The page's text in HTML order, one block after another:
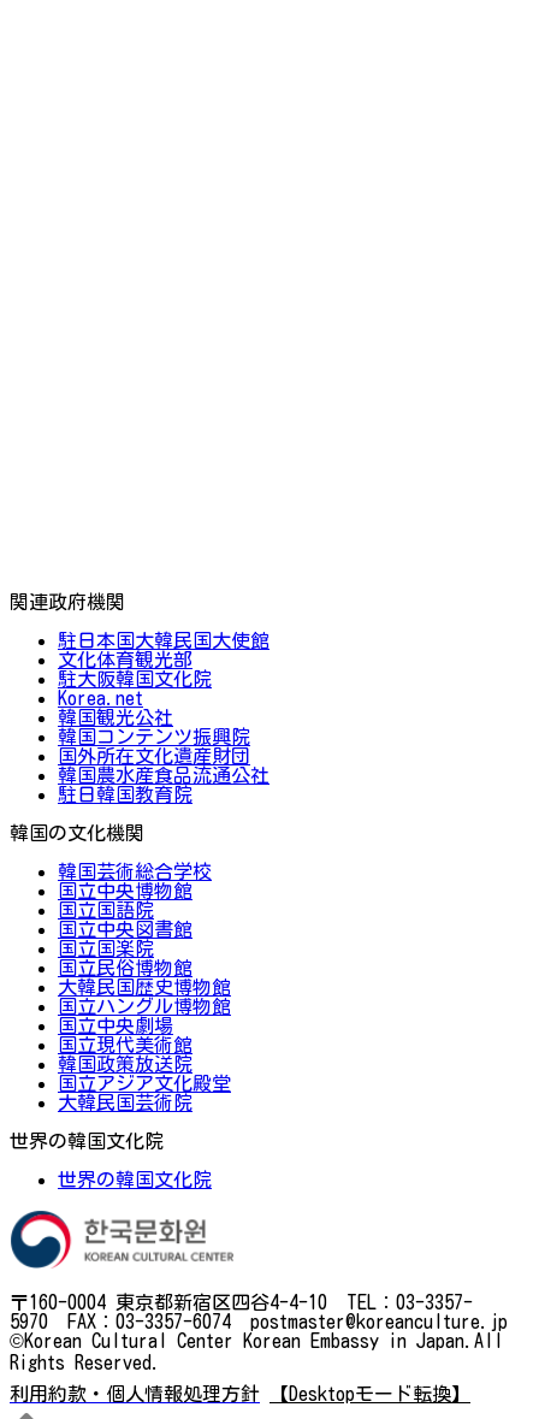
関連政府機関
駐日本国大韓民国大使館
文化体育観光部
駐大阪韓国文化院
Korea.net
韓国観光公社
韓国コンテンツ振興院
国外所在文化遺産財団
韓国農水産食品流通公社
駐日韓国教育院
韓国の文化機関
韓国芸術総合学校
国立中央博物館
国立国語院
国立中央図書館
国立国楽院
国立民俗博物館
大韓民国歴史博物館
国立ハングル博物館
国立中央劇場
国立現代美術館
韓国政策放送院
国立アジア文化殿堂
大韓民国芸術院
世界の韓国文化院
世界の韓国文化院
〒160-0004 東京都新宿区四谷4-4-10 TEL：03-3357-
5970 FAX：03-3357-6074 postmaster@koreanculture.jp
©Korean Cultural Center Korean Embassy in Japan.All
Rights Reserved.
利用約款・個人情報処理方針
【Desktopモード転換】